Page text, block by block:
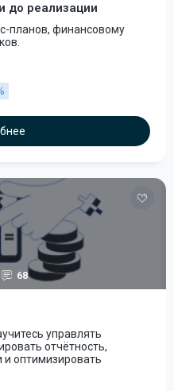
до реализации
планов, финансовому
68
управлять
отчётность,
оптимизировать